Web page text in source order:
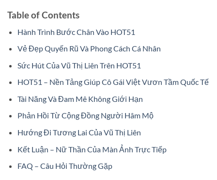
Table of Contents
Hành Trình Bước Chân Vào HOT51
Vẻ Đẹp Quyến Rũ Và Phong Cách Cá Nhân
Sức Hút Của Vũ Thị Liên Trên HOT51
HOT51 – Nền Tảng Giúp Cô Gái Việt Vươn Tầm Quốc Tế
Tài Năng Và Đam Mê Không Giới Hạn
Phản Hồi Từ Cộng Đồng Người Hâm Mộ
Hướng Đi Tương Lai Của Vũ Thị Liên
Kết Luận – Nữ Thần Của Màn Ảnh Trực Tiếp
FAQ – Câu Hỏi Thường Gặp